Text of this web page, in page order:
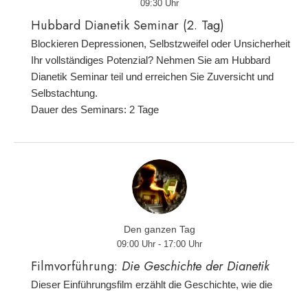
09:30 Uhr
Hubbard Dianetik Seminar (2. Tag)
Blockieren Depressionen, Selbstzweifel oder Unsicherheit
Ihr vollständiges Potenzial? Nehmen Sie am Hubbard
Dianetik Seminar teil und erreichen Sie Zuversicht und
Selbstachtung.
Dauer des Seminars: 2 Tage
Den ganzen Tag
09:00 Uhr - 17:00 Uhr
Filmvorführung: Die Geschichte der Dianetik
Dieser Einführungsfilm erzählt die Geschichte, wie die